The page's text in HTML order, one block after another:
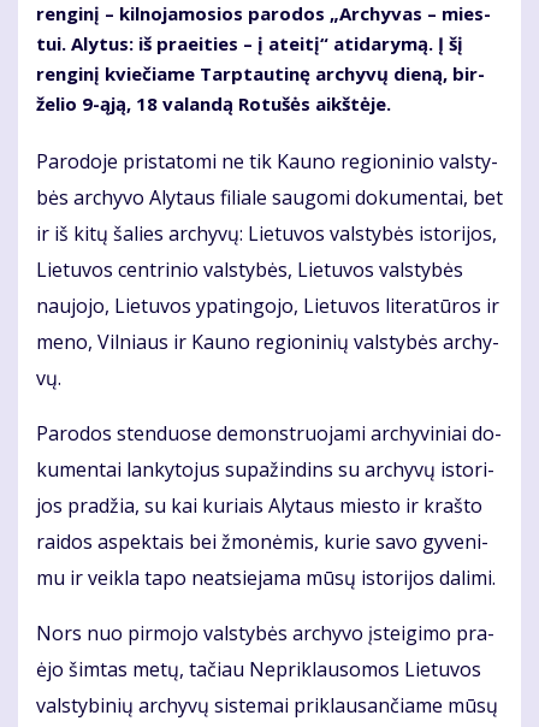
ren­gi­nį – kil­no­ja­mo­sios pa­ro­dos „Ar­chy­vas – mies­
tui. Alytus: iš praeities – į ateitį“ ati­da­ry­mą. Į šį
ren­gi­nį kvie­čia­me Tarp­tau­ti­nę ar­chy­vų die­ną, bir­
že­lio 9-ąją, 18 va­lan­dą Ro­tu­šės aikš­tė­je.
Pa­ro­do­je pri­sta­to­mi ne tik Kau­no re­gio­ni­nio vals­ty­
bės ar­chy­vo Aly­taus fi­lia­le sau­go­mi do­ku­men­tai, bet
ir iš ki­tų ša­lies ar­chy­vų: Lie­tu­vos vals­ty­bės is­to­ri­jos,
Lie­tu­vos cen­tri­nio vals­ty­bės, Lie­tu­vos vals­ty­bės
nau­jo­jo, Lie­tu­vos ypa­tin­go­jo, Lie­tu­vos li­te­ra­tū­ros ir
me­no, Vil­niaus ir Kau­no re­gio­ni­nių vals­ty­bės ar­chy­
vų.
Pa­ro­dos sten­duo­se de­monst­ruo­ja­mi ar­chy­vi­niai do­
ku­men­tai lan­ky­to­jus su­pa­žin­dins su ar­chy­vų is­to­ri­
jos pra­džia, su kai ku­riais Aly­taus mies­to ir kraš­to
rai­dos as­pek­tais bei žmo­nė­mis, ku­rie sa­vo gy­ve­ni­
mu ir veik­la ta­po ne­at­sie­ja­ma mū­sų is­to­ri­jos da­li­mi.
Nors nuo pir­mo­jo vals­ty­bės ar­chy­vo įstei­gi­mo pra­
ėjo šim­tas me­tų, ta­čiau Ne­pri­klau­so­mos Lie­tu­vos
vals­ty­bi­nių ar­chy­vų sis­te­mai pri­klau­san­čia­me mū­sų